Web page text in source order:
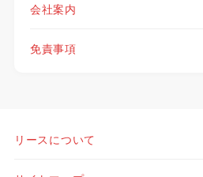
会社案内
免責事項
リースについて